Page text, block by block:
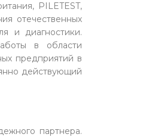
PILETEST,
отечественных
и диагностики.
в области
предприятий в
действующий
партнера.